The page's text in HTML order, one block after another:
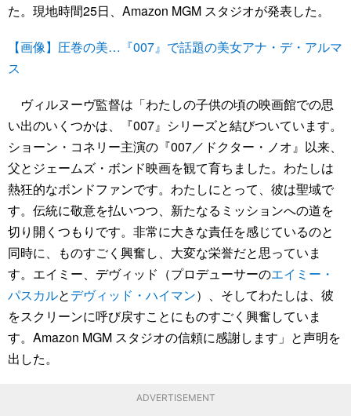
た。現地時間25日、Amazon MGM スタジオが発表した。
【画像】圧巻の美…『007』で話題の美女アナ・デ・アルマ
ス
ヴィルヌーヴ監督は「わたしの子供の頃の映画館での思
い出のいくつかは、『007』シリーズと結びついています。
ショーン・コネリー主演の『007／ドクター・ノオ』以来、
父とジェームズ・ボンド映画を観て育ちました。わたしは
熱狂的なボンドファンです。わたしにとって、彼は聖域で
す。伝統に敬意を払いつつ、新たなるミッションへの道を
切り開くつもりです。非常に大きな責任を感じているのと
同時に、ものすごく興奮し、大変な栄誉だと思っていま
す。エイミー、デヴィッド（プロデューサーのエイミー・
パスカルとデヴィッド・ハイマン）、そしてわたしは、彼
をスクリーンに呼び戻すことにものすごく興奮していま
す。Amazon MGM スタジオの信頼に感謝します」と声明を
出した。
ADVERTISEMENT